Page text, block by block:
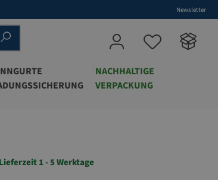
Newsletter
NACHHALTIGE
VERPACKUNG
1 - 5 Werktage